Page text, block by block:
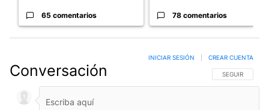
65 comentarios 78 comentarios
Conversación SIGA ESTA
SEGUIR
INICIAR SESIÓN CREAR CUENTA